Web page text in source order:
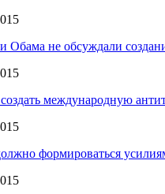
Обама не обсуждали
международную
формироваться